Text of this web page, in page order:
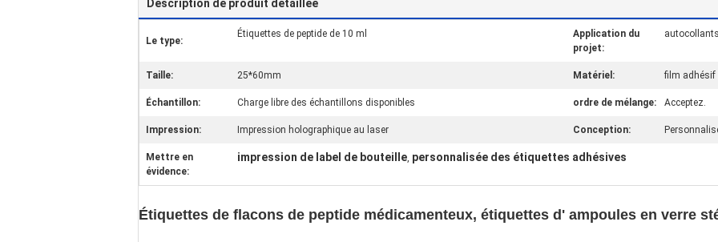
Description de produit détaillée
Le type:
Étiquettes de peptide de 10 ml
Application du
projet:
Taille: 25*60mm Matériel: film adhésif
Échantillon: Charge libre des échantillons disponibles ordre de mélange: Acceptez.
Impression: Impression holographique au laser Conception:
Mettre en
évidence:
impression de label de bouteille, personnalisée des étiquettes adhésives
Étiquettes de flacons de peptide médicamenteux, étiquettes d' ampoules en verre